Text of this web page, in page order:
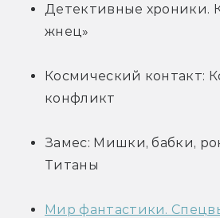
Детективные хроники.
жнец»
Космический контакт:
конфликт
Замес: Мишки, бабки,
Титаны
Мир фантастики.